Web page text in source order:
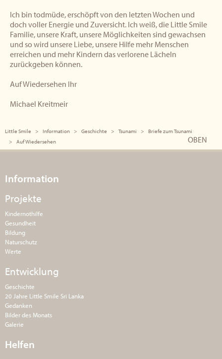
Ich bin todmüde, erschöpft von den letzten Wochen und
doch voller Energie und Zuversicht. Ich weiß, die Little Smile
Familie, unsere Kraft, unsere Möglichkeiten sind gewachsen
und so wird unsere Liebe, unsere Hilfe mehr Menschen
erreichen und mehr Kindern das verlorene Lächeln
zurückgeben können.
Auf Wiedersehen Ihr
Michael Kreitmeir
Little Smile Information Geschichte Tsunami
Briefe zum Tsunami
Auf Wiedersehen
OBEN
Information
Projekte
Kindernothilfe
Gesundheit
Bildung
Naturschutz
Werte
Entwicklung
Geschichte
20 Jahre Little Smile Sri Lanka
Gedanken
Bilder des Monats
Galerie
Helfen